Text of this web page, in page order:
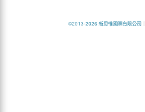
©2013-2026 新思惟國際有限公司｜